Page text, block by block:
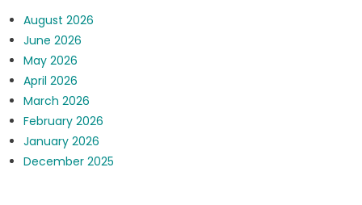
August 2026
June 2026
May 2026
April 2026
March 2026
February 2026
January 2026
December 2025